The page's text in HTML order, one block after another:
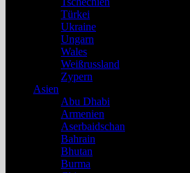
Türkei
Ukraine
Ungarn
Wales
Weißrussland
Zypern
Asien
Abu Dhabi
Armenien
Aserbaidschan
Bahrain
Bhutan
Burma